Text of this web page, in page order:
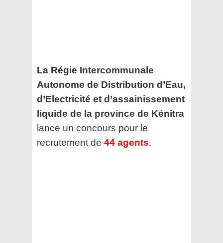
La Régie Intercommunale
Autonome de Distribution d’Eau,
d’Electricité et d’assainissement
liquide de la province de Kénitra
lance un concours pour le
recrutement de 44 agents.